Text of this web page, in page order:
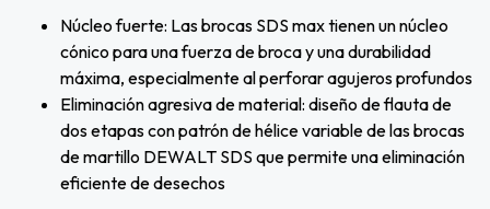
Núcleo fuerte: Las brocas SDS max tienen un núcleo
cónico para una fuerza de broca y una durabilidad
máxima, especialmente al perforar agujeros profundos
Eliminación agresiva de material: diseño de flauta de
dos etapas con patrón de hélice variable de las brocas
de martillo DEWALT SDS que permite una eliminación
eficiente de desechos